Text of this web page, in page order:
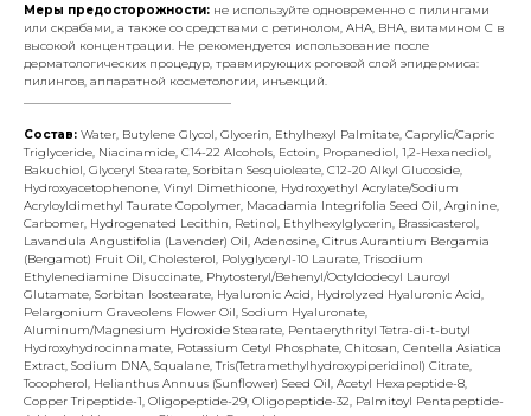
Меры предосторожности: не используйте одновременно с пилингами
или скрабами, а также со средствами с ретинолом, AHA, BHA, витамином C в
высокой концентрации. Не рекомендуется использование после
дерматологических процедур, травмирующих роговой слой эпидермиса:
пилингов, аппаратной косметологии, инъекций.
Состав: Water, Butylene Glycol, Glycerin, Ethylhexyl Palmitate, Caprylic/Capric
Triglyceride, Niacinamide, C14-22 Alcohols, Ectoin, Propanediol, 1,2-Hexanediol,
Bakuchiol, Glyceryl Stearate, Sorbitan Sesquioleate, C12-20 Alkyl Glucoside,
Hydroxyacetophenone, Vinyl Dimethicone, Hydroxyethyl Acrylate/Sodium
Acryloyldimethyl Taurate Copolymer, Macadamia Integrifolia Seed Oil, Arginine,
Carbomer, Hydrogenated Lecithin, Retinol, Ethylhexylglycerin, Brassicasterol,
Lavandula Angustifolia (Lavender) Oil, Adenosine, Citrus Aurantium Bergamia
(Bergamot) Fruit Oil, Cholesterol, Polyglyceryl-10 Laurate, Trisodium
Ethylenediamine Disuccinate, Phytosteryl/Behenyl/Octyldodecyl Lauroyl
Glutamate, Sorbitan Isostearate, Hyaluronic Acid, Hydrolyzed Hyaluronic Acid,
Pelargonium Graveolens Flower Oil, Sodium Hyaluronate,
Aluminum/Magnesium Hydroxide Stearate, Pentaerythrityl Tetra-di-t-butyl
Hydroxyhydrocinnamate, Potassium Cetyl Phosphate, Chitosan, Centella Asiatica
Extract, Sodium DNA, Squalane, Tris(Tetramethylhydroxypiperidinol) Citrate,
Tocopherol, Helianthus Annuus (Sunflower) Seed Oil, Acetyl Hexapeptide-8,
Copper Tripeptide-1, Oligopeptide-29, Oligopeptide-32, Palmitoyl Pentapeptide-